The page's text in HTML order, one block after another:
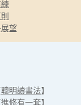
望
聰明讀書法】
進修有一套】